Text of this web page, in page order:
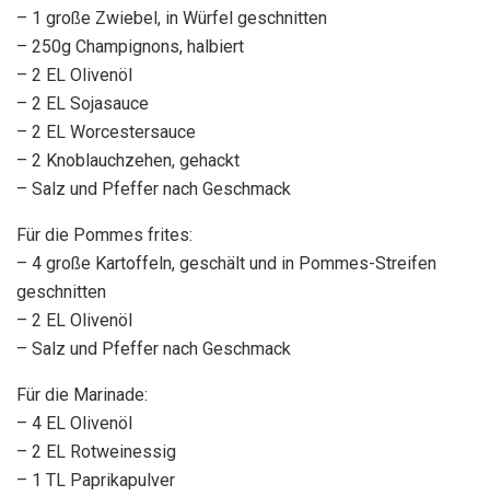
– 1 große Zwiebel, in Würfel geschnitten
– 250g Champignons, halbiert
– 2 EL Olivenöl
– 2 EL Sojasauce
– 2 EL Worcestersauce
– 2 Knoblauchzehen, gehackt
– Salz und Pfeffer nach Geschmack
Für die Pommes frites:
– 4 große Kartoffeln, geschält und in Pommes-Streifen
geschnitten
– 2 EL Olivenöl
– Salz und Pfeffer nach Geschmack
Für die Marinade:
– 4 EL Olivenöl
– 2 EL Rotweinessig
– 1 TL Paprikapulver